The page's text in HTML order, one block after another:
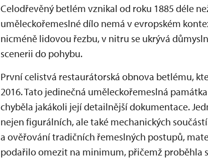
Celodřevěný betlém vznikal od roku 1885 déle
uměleckořemeslné dílo nemá v evropském
nicméně lidovou řezbu, v nitru se ukrývá
scenerii do pohybu.
První celistvá restaurátorská obnova betlému,
2016. Tato jedinečná uměleckořemeslná
chyběla jakákoli její detailnější dokumentace.
nejen figurálních, ale také mechanických
a ověřování tradičních řemeslných postupů,
podařilo omezit na minimum, přičemž